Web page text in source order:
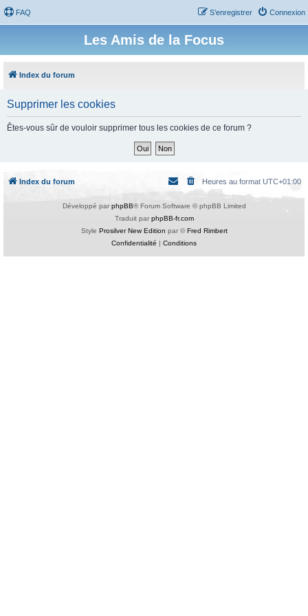
FAQ Connexion
S’enregistrer
Les Amis de la Focus
Index du forum
Supprimer les cookies
Êtes-vous sûr de vouloir supprimer tous les cookies de ce forum ?
Index du forum Heures au format UTC+01:00
Développé par phpBB® Forum Software © phpBB Limited
Traduit par phpBB-fr.com
Style Prosilver New Edition par ©Fred Rimbert
Confidentialité | Conditions